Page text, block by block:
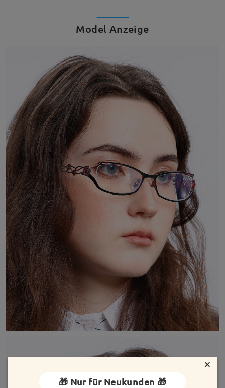
Model Anzeige
×
🎁 Nur für Neukunden 🎁